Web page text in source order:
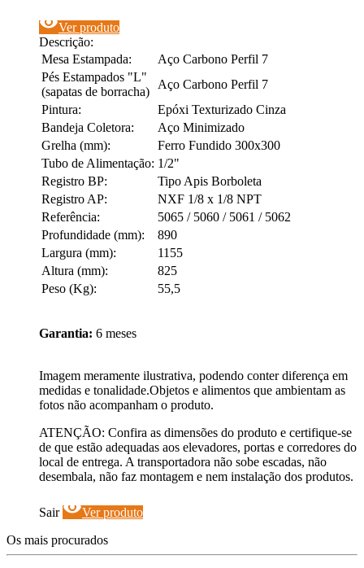
visibilityVer produto
Descrição:
Mesa Estampada:
Aço Carbono Perfil 7
Pés Estampados "L"
(sapatas de borracha)
Aço Carbono Perfil 7
Pintura:
Epóxi Texturizado Cinza
Bandeja Coletora:
Aço Minimizado
Grelha (mm):
Ferro Fundido 300x300
Tubo de Alimentação: 1/2"
Registro BP:
Tipo Apis Borboleta
Registro AP:
NXF 1/8 x 1/8 NPT
Referência:
5065 / 5060 / 5061 / 5062
Profundidade (mm):
890
Largura (mm):
1155
Altura (mm):
825
Peso (Kg):
55,5
Garantia: 6 meses
Imagem meramente ilustrativa, podendo conter diferença em
medidas e tonalidade.Objetos e alimentos que ambientam as
fotos não acompanham o produto.
ATENÇÃO: Confira as dimensões do produto e certifique-se
de que estão adequadas aos elevadores, portas e corredores do
local de entrega. A transportadora não sobe escadas, não
desembala, não faz montagem e nem instalação dos produtos.
Sair visibilityVer produto
Os mais procurados